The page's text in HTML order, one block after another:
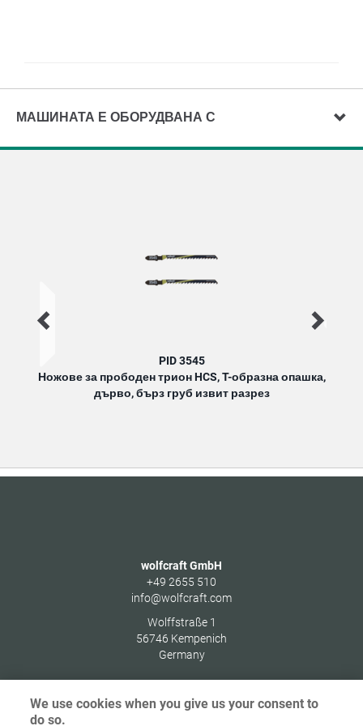
МАШИНАТА Е ОБОРУДВАНА С
PID 3545
Ножове за прободен трион HCS, T-образна опашка,
дърво, бърз груб извит разрез
wolfcraft GmbH
+49 2655 510
info@wolfcraft.com
Wolffstraße 1
56746 Kempenich
Germany
We use cookies when you give us your consent to
do so.